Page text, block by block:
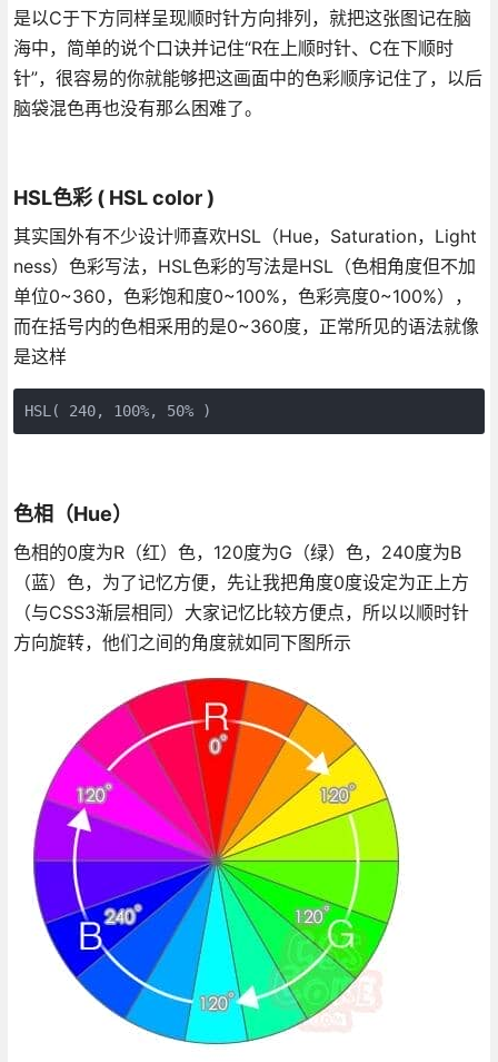
是以C于下方同样呈现顺时针方向排列，就把这张图记在脑
海中，简单的说个口诀并记住“R在上顺时针、C在下顺时
针”，很容易的你就能够把这画面中的色彩顺序记住了，以后
脑袋混色再也没有那么困难了。
HSL色彩 ( HSL color )
其实国外有不少设计师喜欢HSL（Hue，Saturation，Light
ness）色彩写法，HSL色彩的写法是HSL（色相角度但不加
单位0~360，色彩饱和度0~100%，色彩亮度0~100%），
而在括号内的色相采用的是0~360度，正常所见的语法就像
是这样
HSL( 240, 100%, 50% )
色相（Hue）
色相的0度为R（红）色，120度为G（绿）色，240度为B
（蓝）色，为了记忆方便，先让我把角度0度设定为正上方
（与CSS3渐层相同）大家记忆比较方便点，所以以顺时针
方向旋转，他们之间的角度就如同下图所示